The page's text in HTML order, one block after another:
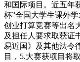
和国际项目。近五年
杯”全国大学生课外
创业打算竞赛等出名
及担任人要求取获证
易近国》及其他法令
目，5.大赛获项目将